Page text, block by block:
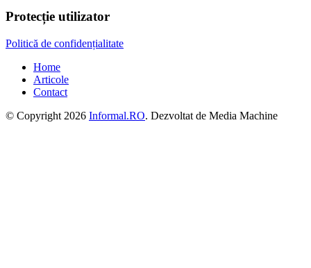
Protecție utilizator
Politică de confidențialitate
Home
Articole
Contact
© Copyright 2026 Informal.RO. Dezvoltat de Media Machine